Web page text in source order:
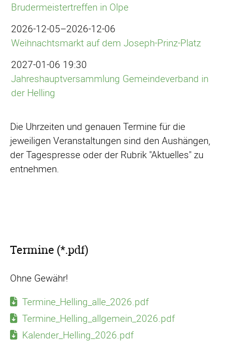
Brudermeistertreffen in Olpe
2026-12-05–2026-12-06
Weihnachtsmarkt auf dem Joseph-Prinz-Platz
2027-01-06 19:30
Jahreshauptversammlung Gemeindeverband in
der Helling
Die Uhrzeiten und genauen Termine für die
jeweiligen Veranstaltungen sind den Aushängen,
der Tagespresse oder der Rubrik "Aktuelles" zu
entnehmen.
Termine (*.pdf)
Ohne Gewähr!
Termine_Helling_alle_2026.pdf
Termine_Helling_allgemein_2026.pdf
Kalender_Helling_2026.pdf